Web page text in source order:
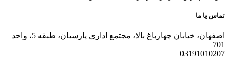
تماس با ما
اصفهان، خیابان چهارباغ بالا، مجتمع اداری پارسیان، طبقه 5، واحد
701
03191010207